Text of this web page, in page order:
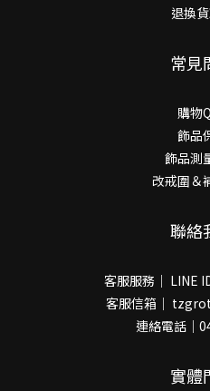
退換
常見
購物
飾品
飾品測
改戒圍＆
聯絡
客服服務｜ LINE
客服信箱｜
連絡電話｜
實體